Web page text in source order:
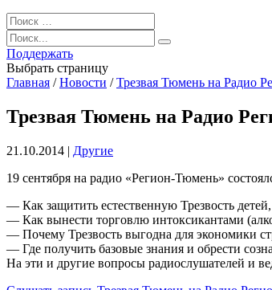
Поддержать
Выбрать страницу
Главная /Новости /Трезвая Тюмень на Радио
Трезвая Тюмень на Радио
21.10.2014 | Другие
19 сентября на радио «Регион-Тюмень»
— Как защитить естественную Трезвость
— Как вынести торговлю интоксикантами
— Почему Трезвость выгодна для экономики
— Где получить базовые знания и обрести
На эти и другие вопросы радиослушателей и